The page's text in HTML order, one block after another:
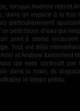
dans un espace à la fois
particulièrement
petit cours d’eau qui
pont à moitié
Tout est déjà
et Andrew fusionnent
qui sera contredit par
dans la main, ils
le temps perdu.